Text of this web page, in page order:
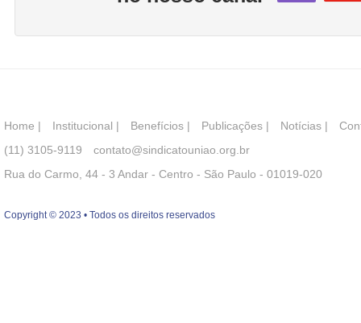
Home | Institucional | Benefícios | Publicações | Notícias |
(11) 3105-9119
contato@sindicatouniao.org.br
Rua do Carmo, 44 - 3 Andar - Centro - São Paulo - 01019-020
Copyright © 2023 • Todos os direitos reservados